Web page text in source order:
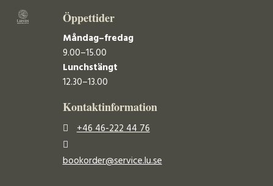
Öppettider
Måndag–fredag
9.00–15.00
Lunchstängt
12.30–13.00
Kontaktinformation
+46 46-222 44 76
bookorder@service.lu.se